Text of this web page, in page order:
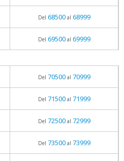
Del 68500al 68999
Del 69500al 69999
Del 70500al 70999
Del 71500al 71999
Del 72500al 72999
Del 73500al 73999